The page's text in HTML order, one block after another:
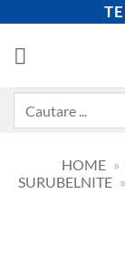
content
HOME »
SURUBELNITE »